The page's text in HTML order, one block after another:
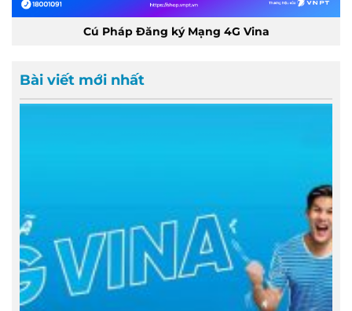
Cú Pháp Đăng ký Mạng 4G Vina
Bài viết mới nhất